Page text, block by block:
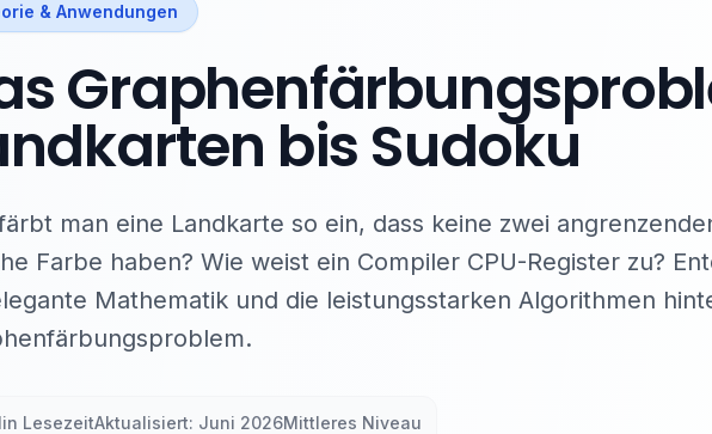
& Anwendungen
bis Sudoku
man eine Landkarte so ein, dass keine zwei
Farbe haben? Wie weist ein Compiler CPU-Register zu?
Mathematik und die leistungsstarken Algorithmen
LesezeitAktualisiert: Juni 2026Mittleres Niveau